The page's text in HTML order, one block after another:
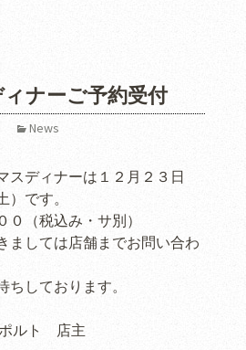
ナーご予約受付
News
スディナーは１２月２３日
）です。
０（税込み・サ別）
ましては店舗までお問い合わ
ちしております。
ポルト 店主